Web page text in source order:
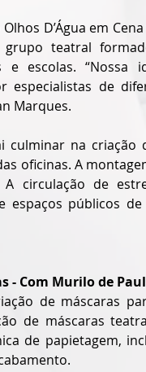
D’Água em
teatral
e escolas. “Nossa
especialistas de
Marques.
culminar na criação
oficinas. A
circulação de
espaços públicos de
- Com Murilo de
de máscaras
de máscaras
de papietagem,